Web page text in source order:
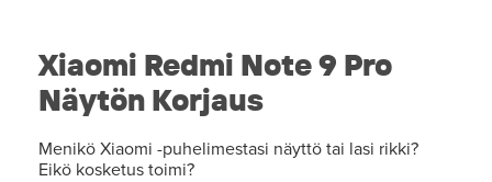
Xiaomi Redmi Note 9 Pro
Näytön Korjaus
Menikö Xiaomi -puhelimestasi näyttö tai lasi rikki?
Eikö kosketus toimi?